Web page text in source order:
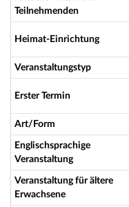
Teilnehmenden
Heimat-Einrichtung
Veranstaltungstyp
Erster Termin
Art/Form
Englischsprachige
Veranstaltung
Veranstaltung für ältere
Erwachsene